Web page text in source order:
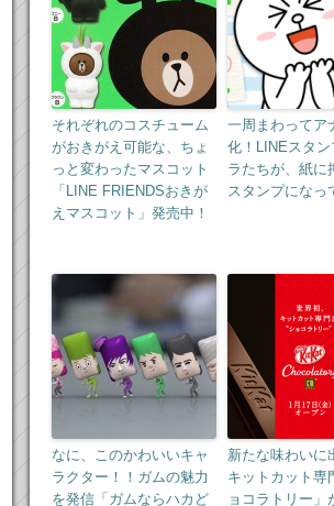
それぞれのコスチューム
がおきがえ可能な、ちょ
っと変わったマスコット
「LINE FRIENDSおきが
えマスコット」発売中！
一周まわってア
化！LINEスタン
ラたちが、紙に
スタンプになっ
なに、このかわいいキャ
ラクター！！ガムの魅力
を発信「ガムならハカど
新たな味わいに
キットカット専
ョコラトリー」